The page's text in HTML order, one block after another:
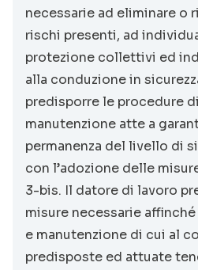
necessarie ad eliminare o
rischi presenti, ad
protezione collettivi ed
alla conduzione in
predisporre le procedure
manutenzione atte a
permanenza del livello di
con l’adozione delle
3-bis. Il datore di lavoro
misure necessarie
e manutenzione di cui al
predisposte ed attuate